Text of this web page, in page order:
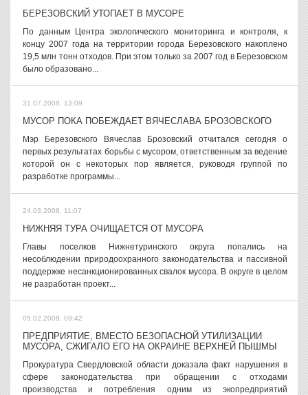
БЕРЕЗОВСКИЙ УТОПАЕТ В МУСОРЕ
По данным Центра экологического мониторинга и контроля, к
концу 2007 года на территории города Березовского накоплено
19,5 млн тонн отходов. При этом только за 2007 год в Березовском
было образовано...
31.07.2008, 13:09
МУСОР ПОКА ПОБЕЖДАЕТ ВЯЧЕСЛАВА БРОЗОВСКОГО
Мэр Березовского Вячеслав Брозовский отчитался сегодня о
первых результатах борьбы с мусором, ответственным за ведение
которой он с некоторых пор является, руководя группой по
разработке программы...
24.03.2008, 11:07
НИЖНЯЯ ТУРА ОЧИЩАЕТСЯ ОТ МУСОРА
Главы поселков Нижнетуринского округа попались на
несоблюдении природоохранного законодательства и пассивной
поддержке несанкционированных свалок мусора. В округе в целом
не разработан проект...
05.02.2008, 09:42
ПРЕДПРИЯТИЕ, ВМЕСТО БЕЗОПАСНОЙ УТИЛИЗАЦИИ
МУСОРА, СЖИГАЛО ЕГО НА ОКРАИНЕ ВЕРХНЕЙ ПЫШМЫ
Прокуратура Свердловской области доказала факт нарушения в
сфере законодательства при обращении с отходами
производства и потребления одним из экопредприятий